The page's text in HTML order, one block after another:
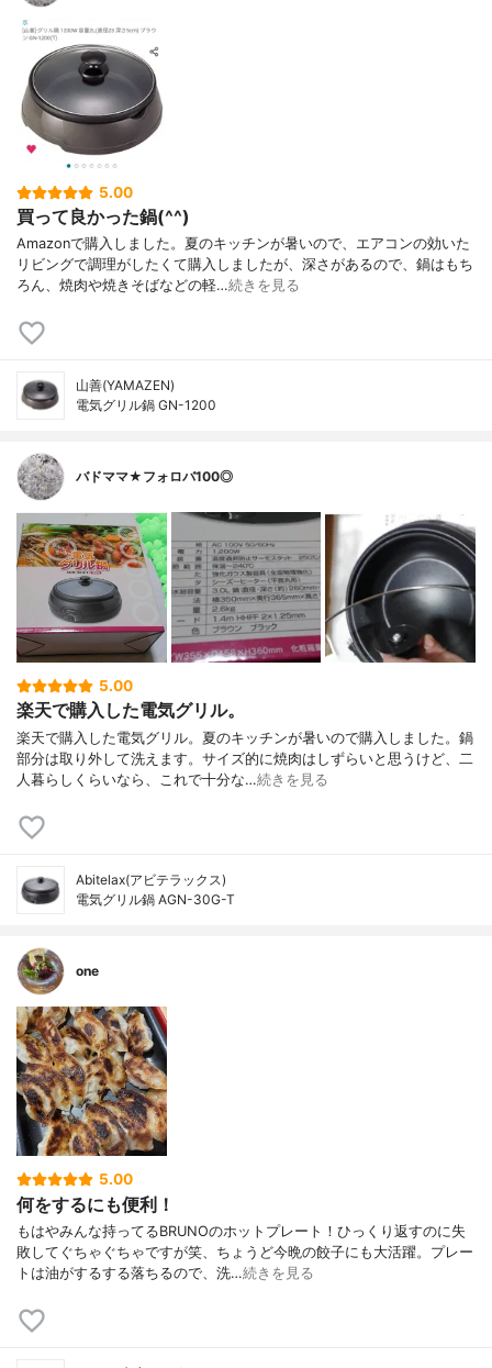
5.00
買って良かった鍋(^^)
Amazonで購入しました。夏のキッチンが暑いので、エアコンの効いた
リビングで調理がしたくて購入しましたが、深さがあるので、鍋はもち
ろん、焼肉や焼きそばなどの軽…続きを見る
山善(YAMAZEN)
電気グリル鍋 GN-1200
バドママ★フォロバ100◎
5.00
楽天で購入した電気グリル。
楽天で購入した電気グリル。夏のキッチンが暑いので購入しました。鍋
部分は取り外して洗えます。サイズ的に焼肉はしずらいと思うけど、二
人暮らしくらいなら、これで十分な…続きを見る
Abitelax(アビテラックス)
電気グリル鍋 AGN-30G-T
one
5.00
何をするにも便利！
もはやみんな持ってるBRUNOのホットプレート！ひっくり返すのに失
敗してぐちゃぐちゃですが笑、ちょうど今晩の餃子にも大活躍。プレー
トは油がするする落ちるので、洗…続きを見る